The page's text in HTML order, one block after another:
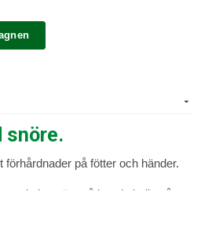
snöre.
på fötter och händer.
i sitt snöre så har du kolla på